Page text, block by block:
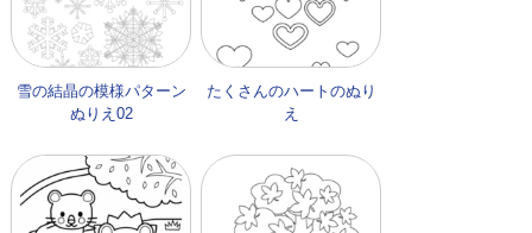
雪の結晶の模様パターン
ぬりえ02
たくさんのハートのぬり
え